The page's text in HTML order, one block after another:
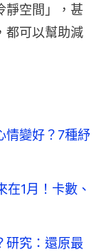
靜空間」，甚
都可以幫助減
情變好？7種紓
在1月！卡數、
研究：還原最